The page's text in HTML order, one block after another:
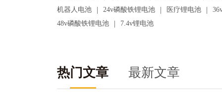
机器人电池
| 24v磷酸铁锂电池 | 医疗锂电池 |
48v磷酸铁锂电池
| 7.4v锂电池
热门文章 最新文章